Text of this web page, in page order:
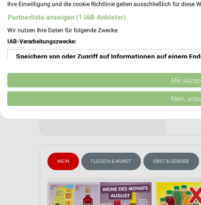
📅
WEIN FLEISCH & WURST OBST & GEMÜSE
Ihre Einwilligung und die cookie Richtlinie gelten ausschließlich für diese
Partnerliste anzeigen (1 IAB-Anbieter)
Wir nutzen Ihre Daten für folgende Zwecke:
IAB-Verarbeitungszwecke:
Speichern von oder Zugriff auf Informationen auf einem
Verwendung reduzierter Daten zur Auswahl von
Erstellung von Profilen für personalisierte Werbung
Verwendung von Profilen zur Auswahl personalisierter
Messung der Performance von Inhalten
Alle
Nein,